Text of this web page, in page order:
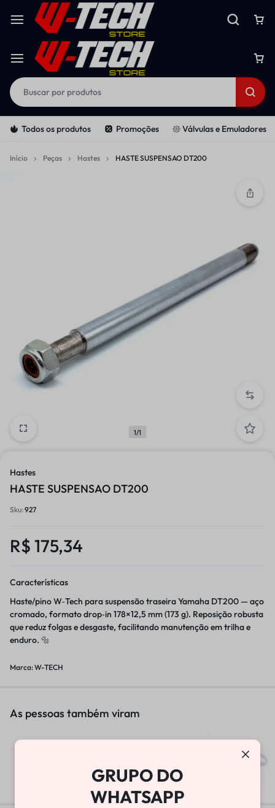
Todos os produtos Promoções 𑁍 Válvulas e Emuladores
Início Peças Hastes HASTE SUSPENSAO DT200
1/1
Hastes
HASTE SUSPENSAO DT200
Sku:927
R$ 175,34
Características
Haste/pino W‑Tech para suspensão traseira Yamaha DT200 — aço
cromado, formato drop‑in 178×12,5 mm (173 g). Reposição robusta
que reduz folgas e desgaste, facilitando manutenção em trilha e
enduro. 🔩
Marca:W-TECH
As pessoas também viram
25.800,00
GRUPO DO
WHATSAPP